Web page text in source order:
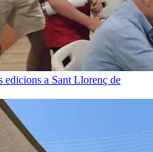
edicions a Sant Llorenç de